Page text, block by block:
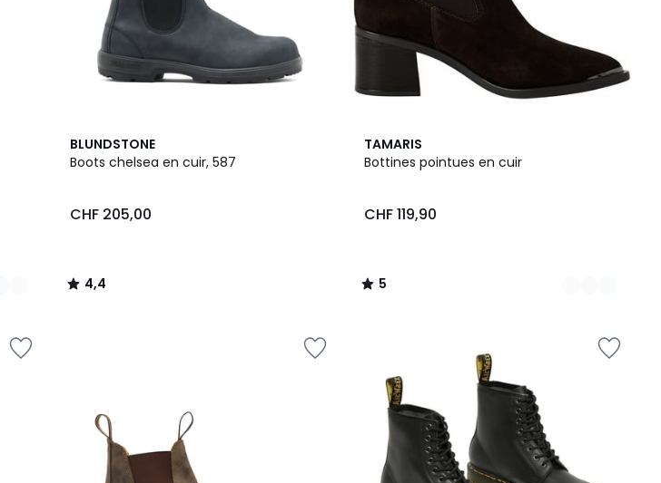
BLUNDSTONE
Boots chelsea en cuir, 587
CHF 205,00
4,4
/ 5
4,4
/
TAMARIS
Bottines pointues en cuir
CHF 119,90
5
/
2
Couleurs
5
/